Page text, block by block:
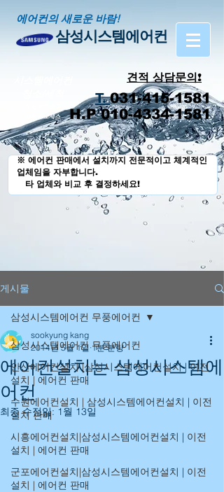
에어컨의 새로운 바람!
삼성시스템에어컨
견적 상담문의!
T.031-415-1581
H.P 010-4334-1581
세척 프로세스
※ 에어컨 판매에서 설치까지 전문적이고 체계적인
업체임을 자부합니다.
타 업체와 비교 후 결정하세요!
게시물
삼성시스템에어컨 무풍에어컨
안산에어컨설치 |삼성시스템에어컨설치 | 이전
설치 | 에어컨 판매
수원에어컨설치 | 삼성시스템에어컨설치 | 이전
설치 판매
시흥에어컨설치|삼성시스템에어컨설치 | 이전
설치 | 에어컨 판매
군포에어컨설치|삼성시스템에어컨설치 | 이전
설치 | 에어컨 판매
삼성시스템에어컨 무풍에어컨
에어컨설치는 삼성시스템에
어컨
sookyung kang
2014년 5월 1일 1분 분량
최종 수정일: 1월 13일